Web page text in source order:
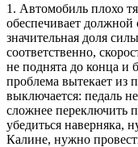
1. Автомобиль плохо
обеспечивает должной
значительная доля
соответственно,
не поднята до конца и
проблема вытекает из
выключается: педаль
сложнее переключить
убедиться наверняка,
Калине, нужно